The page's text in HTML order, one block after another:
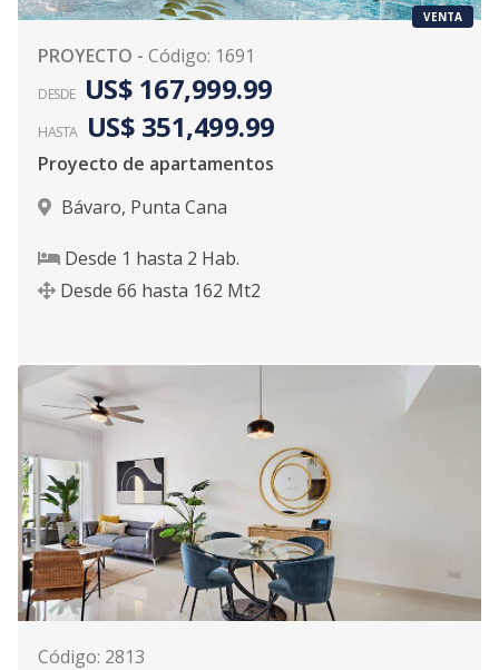
VENTA
PROYECTO - Código: 1691
DESDE US$ 167,999.99
HASTA US$ 351,499.99
Proyecto de apartamentos
Bávaro, Punta Cana
Desde 1 hasta 2 Hab.
Desde 66 hasta 162 Mt2
Código: 2813